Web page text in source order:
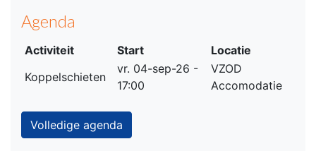
Agenda
Activiteit Start
Locatie
Koppelschieten
vr. 04-sep-26 -
17:00
VZOD
Accomodatie
Volledige agenda